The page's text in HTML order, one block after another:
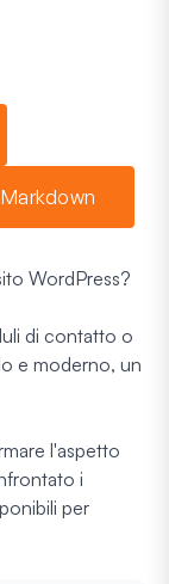
WordPress?
di contatto o
e moderno, un
l'aspetto
i
per